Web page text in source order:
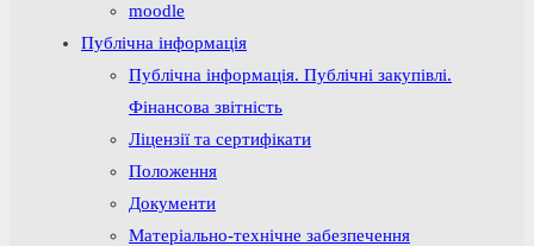
moodle
Публічна інформація
Публічна інформація. Публічні закупівлі.
Фінансова звітність
Ліцензії та сертифікати
Положення
Документи
Матеріально-технічне забезпечення